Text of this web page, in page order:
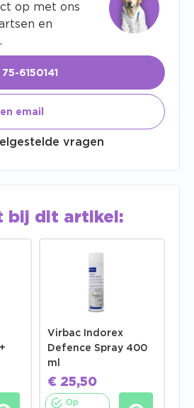
op met ons
en
6150141
email
vragen
bij dit artikel:
Virbac Indorex
Defence Spray 400
ml
€ 25,50
Op